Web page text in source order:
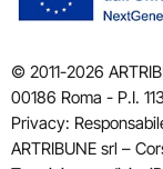
© 2011-2026
00186 Roma - P.I.
Privacy:
ARTRIBUNE srl –